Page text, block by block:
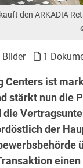
den ARKADIA
Bilder 1
Centers ist
stärkt nun die
der